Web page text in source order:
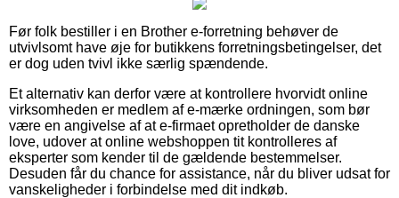
Før folk bestiller i en Brother e-forretning behøver de
utvivlsomt have øje for butikkens forretningsbetingelser, det
er dog uden tvivl ikke særlig spændende.
Et alternativ kan derfor være at kontrollere hvorvidt online
virksomheden er medlem af e-mærke ordningen, som bør
være en angivelse af at e-firmaet opretholder de danske
love, udover at online webshoppen tit kontrolleres af
eksperter som kender til de gældende bestemmelser.
Desuden får du chance for assistance, når du bliver udsat for
vanskeligheder i forbindelse med dit indkøb.